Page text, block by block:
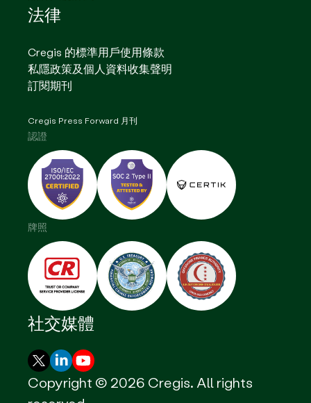
法律
Cregis 的標準用戶使用條款
私隱政策及個人資料收集聲明
社交媒體
Copyright © 2026 Cregis. All rights
訂閱期刊
Cregis Press Forward 月刊
認證
牌照